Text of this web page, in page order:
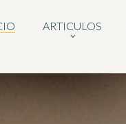
ARTICULOS